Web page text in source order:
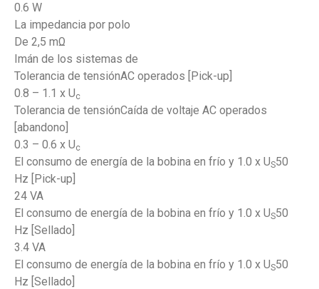
0.6 W
La impedancia por polo
De 2,5 mΩ
Imán de los sistemas de
Tolerancia de tensiónAC operados [Pick-up]
0.8 – 1.1 x Uc
Tolerancia de tensiónCaída de voltaje AC operados
[abandono]
0.3 – 0.6 x Uc
El consumo de energía de la bobina en frío y 1.0 x US50
Hz [Pick-up]
24 VA
El consumo de energía de la bobina en frío y 1.0 x US50
Hz [Sellado]
3.4 VA
El consumo de energía de la bobina en frío y 1.0 x US50
Hz [Sellado]